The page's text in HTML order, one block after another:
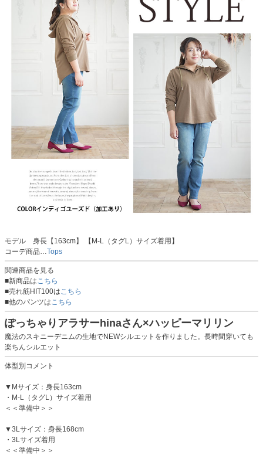
モデル 身長【163cm】 【M-L（タグL）サイズ着用】
コーデ商品…Tops
関連商品を見る
■新商品はこちら
■売れ筋HIT100はこちら
■他のパンツはこちら
ぽっちゃりアラサーhinaさん×ハッピーマリリン
魔法のスキニーデニムの生地でNEWシルエットを作りました。長時間穿いても
楽ちんシルエット
体型別コメント
▼Mサイズ：身長163cm
・M-L（タグL）サイズ着用
＜＜準備中＞＞
▼3Lサイズ：身長168cm
・3Lサイズ着用
＜＜準備中＞＞